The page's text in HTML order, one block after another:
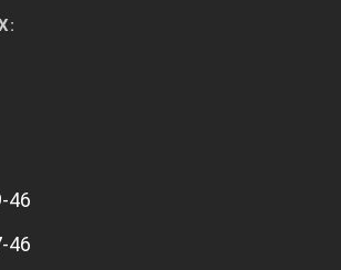
46
46